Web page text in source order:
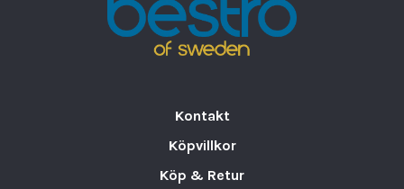
Kontakt
Köpvillkor
Köp & Retur